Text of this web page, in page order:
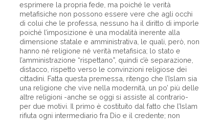
esprimere la propria fede, ma poiché le verità
metafisiche non possono essere vere che agli occhi
di colui che le professa, nessuno ha il diritto di imporle
poiché l’imposizione è una modalità inerente alla
dimensione statale e amministrativa, le quali, però, non
hanno né religione né verità metafisica; lo stato e
l’amministrazione “rispettano”, quindi c’è separazione,
distacco, rispetto verso le convinzioni religiose dei
cittadini. Fatta questa premessa, ritengo che l’Islam sia
una religione che vive nella modernità, un po’ più delle
altre religioni -anche se oggi si assiste al contrario-
per due motivi. Il primo è costituito dal fatto che l’Islam
rifiuta ogni intermediario fra Dio e il credente; non